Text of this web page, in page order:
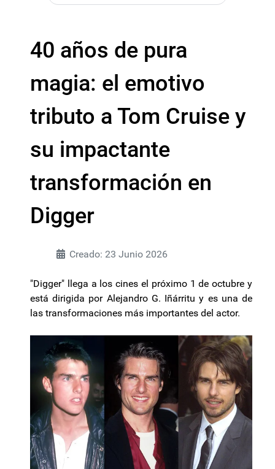
40 años de pura
magia: el emotivo
tributo a Tom Cruise y
su impactante
transformación en
Digger
Creado: 23 Junio 2026
"Digger" llega a los cines el próximo 1 de octubre y
está dirigida por Alejandro G. Iñárritu y es una de
las transformaciones más importantes del actor.